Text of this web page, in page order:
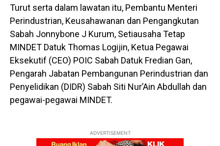
Turut serta dalam lawatan itu, Pembantu Menteri
Perindustrian, Keusahawanan dan Pengangkutan
Sabah Jonnybone J Kurum, Setiausaha Tetap
MINDET Datuk Thomas Logijin, Ketua Pegawai
Eksekutif (CEO) POIC Sabah Datuk Fredian Gan,
Pengarah Jabatan Pembangunan Perindustrian dan
Penyelidikan (DIDR) Sabah Siti Nur’Ain Abdullah dan
pegawai-pegawai MINDET.
ADVERTISEMENT